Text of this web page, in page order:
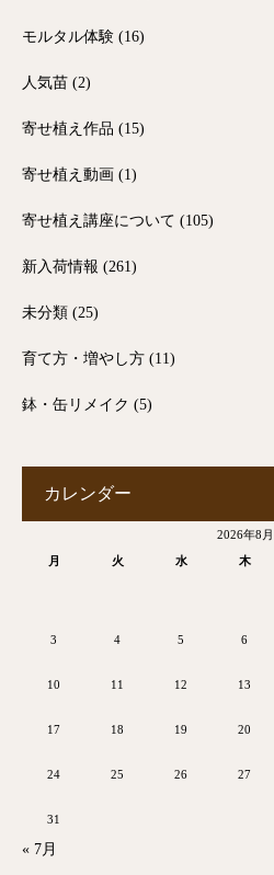
モルタル体験 (16)
人気苗 (2)
寄せ植え作品 (15)
寄せ植え動画 (1)
寄せ植え講座について (105)
新入荷情報 (261)
未分類 (25)
育て方・増やし方 (11)
鉢・缶リメイク (5)
カレンダー
2026年8月
月
火 水 木
3 4 5 6
10 11 12 13
17 18 19 20
24 25 26 27
31
« 7月